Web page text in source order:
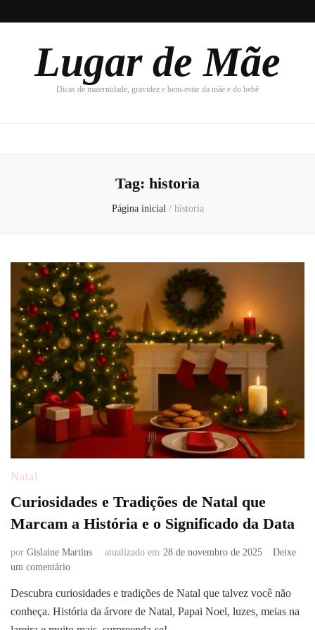
Lugar de Mãe
Dicas de maternidade, gravidez e bem-estar da mãe e do bebê
Tag: historia
Página inicial / historia
Natal
Curiosidades e Tradições de Natal que
Marcam a História e o Significado da Data
por Gislaine Martins atualizado em 28 de novembro de 2025
Deixe
um comentárioem
e
Tradições
de
Descubra curiosidades e tradições de Natal que talvez você não
conheça. História da árvore de Natal, Papai Noel, luzes, meias na